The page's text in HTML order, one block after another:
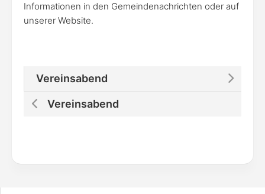
Informationen in den Gemeindenachrichten oder auf
unserer Website.
Vereinsabend
Vereinsabend